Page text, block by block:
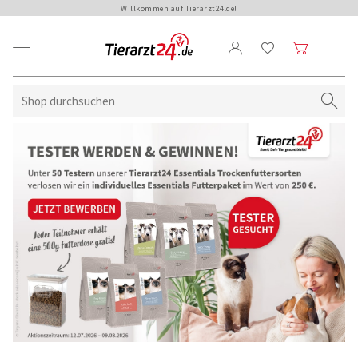
Willkommen auf Tierarzt24.de!